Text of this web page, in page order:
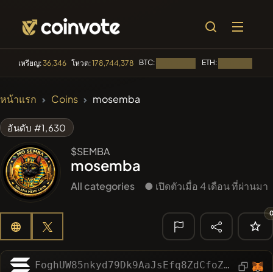
เหรียญ:36,346 โหวต:178,744,378 BTC: ETH:
Algorithmic Trading
PERFI PEEFITOKEN
#1106
🔎 การค้นหา
หน้าแรก Coins mosemba
อันดับ #1,630
$SEMBA
mosemba
All categories ● เปิดตัวเมื่อ 4 เดือน ที่ผ่านมา
FoghUW85nkyd79Dk9AaJsEfq8ZdCfoZSkVJBkgZCSpGv